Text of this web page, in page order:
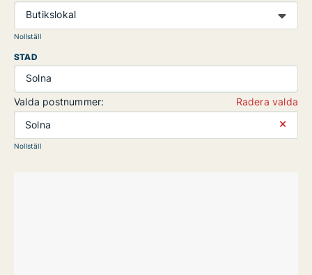
Butikslokal
Nollställ
STAD
Solna
Valda postnummer:
Radera valda
Solna
⨯
Nollställ